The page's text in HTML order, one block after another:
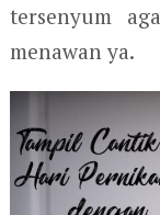
tersenyum
menawan ya.